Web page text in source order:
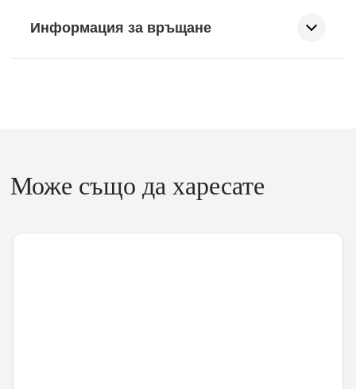
Информация за връщане
Може също да харесате